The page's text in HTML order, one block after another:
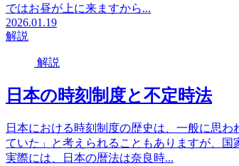
ではお昼が上に来ますから...
2026.01.19
解説
解説
日本の時刻制度と不定時法
日本における時刻制度の歴史は、一般に思
ていた」と考えられることもありますが、国
実際には、日本の暦法は奈良時...